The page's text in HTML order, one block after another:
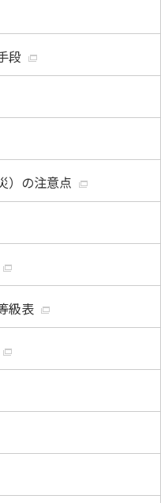
段
）の注意点
級表